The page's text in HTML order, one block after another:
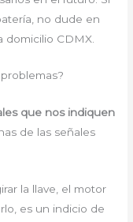
no dude en
domicilio CDMX.
que nos indiquen
de las señales
la llave, el motor
es un indicio de